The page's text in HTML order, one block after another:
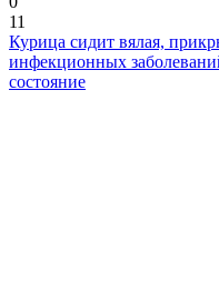
11
Курица сидит вялая,
инфекционных
состояние